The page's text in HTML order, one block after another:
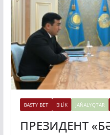
BASTY BET BILİK JAŃALYQTAR
ПРЕЗИДЕНТ